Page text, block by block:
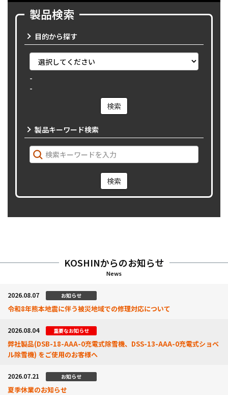
製品検索
目的から探す
-
-
製品キーワード検索
KOSHINからのお知らせ
News
2026.08.07 お知らせ
令和8年熊本地震に伴う被災地域での修理対応について
2026.08.04 重要なお知らせ
弊社製品(DSB-18-AAA-0充電式除雪機、DSS-13-AAA-0充電式ショベ
ル除雪機) をご使用のお客様へ
2026.07.21 お知らせ
夏季休業のお知らせ